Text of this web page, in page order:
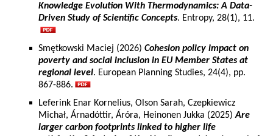
Knowledge Evolution With Thermodynamics: A Data-
Driven Study of Scientific Concepts. Entropy, 28(1), 11.
Smętkowski Maciej (2026) Cohesion policy impact on
poverty and social inclusion in EU Member States at
regional level. European Planning Studies, 24(4), pp.
867-886.
Leferink Enar Kornelius, Olson Sarah, Czepkiewicz
Michał, Árnadóttir, Áróra, Heinonen Jukka (2025)Are
larger carbon footprints linked to higher life